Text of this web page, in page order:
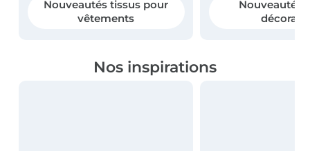
Nouveautés tissus pour
vêtements
Nouveautés
Nos inspirations